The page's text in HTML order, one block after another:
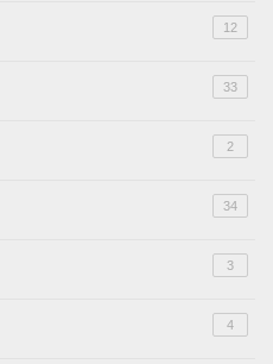
12
33
2
34
3
4